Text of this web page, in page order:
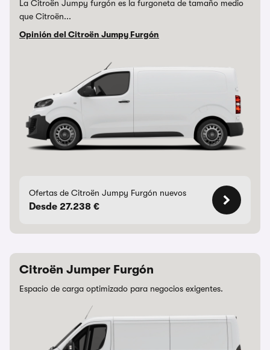
La Citroën Jumpy furgón es la furgoneta de tamaño medio
que Citroën...
Opinión del Citroën Jumpy Furgón
Ofertas de Citroën Jumpy Furgón nuevos
Desde 27.238 €
Citroën Jumper Furgón
Espacio de carga optimizado para negocios exigentes.